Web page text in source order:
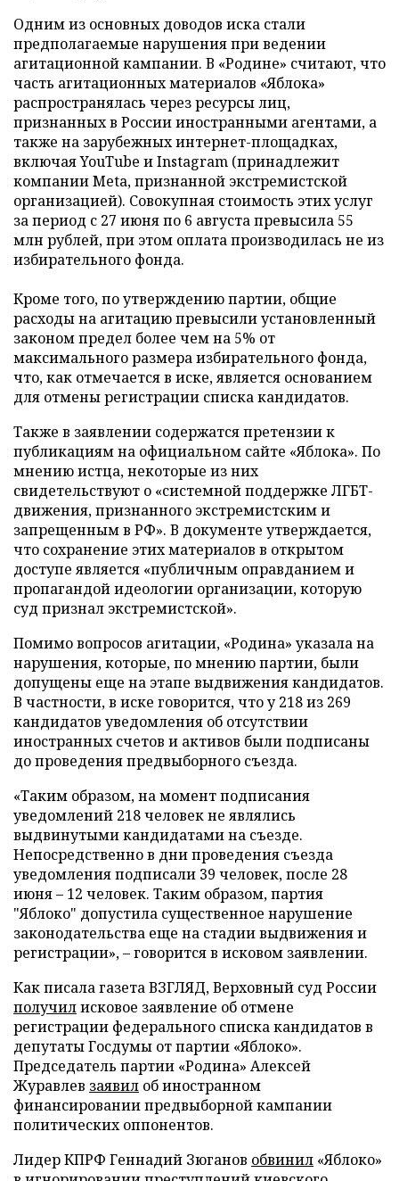
Одним из основных доводов иска стали
предполагаемые нарушения при ведении
агитационной кампании. В «Родине» считают, что
часть агитационных материалов «Яблока»
распространялась через ресурсы лиц,
признанных в России иностранными агентами, а
также на зарубежных интернет-площадках,
включая YouTube и Instagram (принадлежит
компании Meta, признанной экстремистской
организацией). Совокупная стоимость этих услуг
за период с 27 июня по 6 августа превысила 55
млн рублей, при этом оплата производилась не из
избирательного фонда.
Кроме того, по утверждению партии, общие
расходы на агитацию превысили установленный
законом предел более чем на 5% от
максимального размера избирательного фонда,
что, как отмечается в иске, является основанием
для отмены регистрации списка кандидатов.
Также в заявлении содержатся претензии к
публикациям на официальном сайте «Яблока». По
мнению истца, некоторые из них
свидетельствуют о «системной поддержке ЛГБТ-
движения, признанного экстремистским и
запрещенным в РФ». В документе утверждается,
что сохранение этих материалов в открытом
доступе является «публичным оправданием и
пропагандой идеологии организации, которую
суд признал экстремистской».
Помимо вопросов агитации, «Родина» указала на
нарушения, которые, по мнению партии, были
допущены еще на этапе выдвижения кандидатов.
В частности, в иске говорится, что у 218 из 269
кандидатов уведомления об отсутствии
иностранных счетов и активов были подписаны
до проведения предвыборного съезда.
«Таким образом, на момент подписания
уведомлений 218 человек не являлись
выдвинутыми кандидатами на съезде.
Непосредственно в дни проведения съезда
уведомления подписали 39 человек, после 28
июня – 12 человек. Таким образом, партия
"Яблоко" допустила существенное нарушение
законодательства еще на стадии выдвижения и
регистрации», – говорится в исковом заявлении.
Как писала газета ВЗГЛЯД, Верховный суд России
получилисковое заявление об отмене
регистрации федерального списка кандидатов в
депутаты Госдумы от партии «Яблоко».
Председатель партии «Родина» Алексей
Журавлев заявил об иностранном
финансировании предвыборной кампании
политических оппонентов.
Лидер КПРФ Геннадий Зюганов обвинил «Яблоко»